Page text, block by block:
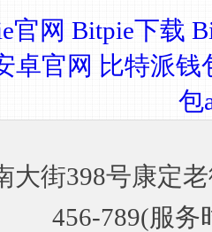
官网 Bitpie下载
卓官网 比特派钱
包
大街398号康定
456-789(服务